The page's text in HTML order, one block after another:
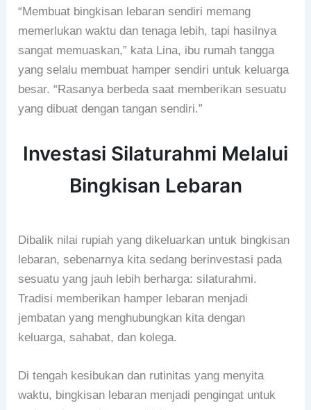
“Membuat bingkisan lebaran sendiri memang
memerlukan waktu dan tenaga lebih, tapi hasilnya
sangat memuaskan,” kata Lina, ibu rumah tangga
yang selalu membuat hamper sendiri untuk keluarga
besar. “Rasanya berbeda saat memberikan sesuatu
yang dibuat dengan tangan sendiri.”
Investasi Silaturahmi Melalui
Bingkisan Lebaran
Dibalik nilai rupiah yang dikeluarkan untuk bingkisan
lebaran, sebenarnya kita sedang berinvestasi pada
sesuatu yang jauh lebih berharga: silaturahmi.
Tradisi memberikan hamper lebaran menjadi
jembatan yang menghubungkan kita dengan
keluarga, sahabat, dan kolega.
Di tengah kesibukan dan rutinitas yang menyita
waktu, bingkisan lebaran menjadi pengingat untuk